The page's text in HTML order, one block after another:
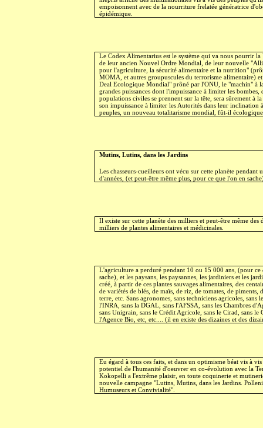
empoisonnent avec de la nourriture frelatée génératrice
épidémique.
Le Codex Alimentarius est le système qui va nous pourrir la
de leur ancien Nouvel Ordre Mondial, de leur nouvelle
pour l'agriculture, la sécurité alimentaire et la nutrition"
MOMA, et autres groupuscules du terrorisme alimentaire)
Deal Ecologique Mondial" prôné par l'ONU, le "machin" à
grandes puissances dont l'impuissance à limiter les bombes,
populations civiles se prennent sur la tête, sera sûrement à
son impuissance à limiter les Autorités dans leur inclination
peuples, un nouveau totalitarisme mondial, fût-il
Mutins, Lutins, dans les Jardins
Les chasseurs-cueilleurs ont vécu sur cette planète pendant
d'années, (et peut-être même plus, pour ce que l'on en
Il existe sur cette planète des milliers et peut-être même des
milliers de plantes alimentaires et médicinales.
L'agriculture a perduré pendant 10 ou 15 000 ans, (pour ce
sache), et les paysans, les paysannes, les jardiniers et les
créé, à partir de ces plantes sauvages alimentaires, des
de variétés de blés, de maïs, de riz, de tomates, de piments,
terre, etc. Sans agronomes, sans techniciens agricoles, sans
l'INRA, sans la DGAL, sans l'AFSSA, sans les Chambres
sans Unigrain, sans le Crédit Agricole, sans le Cirad, sans le
l'Agence Bio, etc, etc.... (il en existe des dizaines et des
Eu égard à tous ces faits, et dans un optimisme béat vis à
potentiel de l'humanité d'oeuvrer en co-évolution avec la
Kokopelli a l'extrême plaisir, en toute coquinerie et
nouvelle campagne "Lutins, Mutins, dans les Jardins.
Humuseurs et Convivialité".